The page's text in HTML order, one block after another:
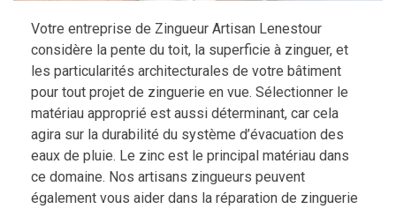
Votre entreprise de Zingueur Artisan Lenestour
considère la pente du toit, la superficie à zinguer, et
les particularités architecturales de votre bâtiment
pour tout projet de zinguerie en vue. Sélectionner le
matériau approprié est aussi déterminant, car cela
agira sur la durabilité du système d’évacuation des
eaux de pluie. Le zinc est le principal matériau dans
ce domaine. Nos artisans zingueurs peuvent
également vous aider dans la réparation de zinguerie